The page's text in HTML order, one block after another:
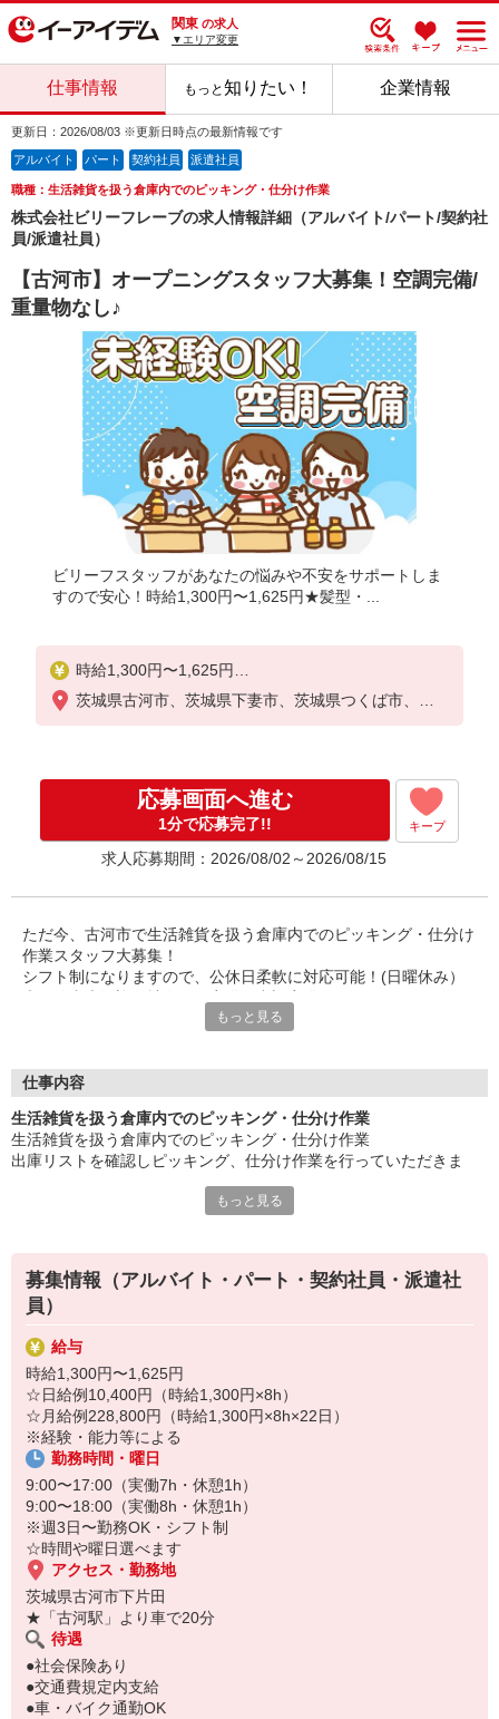
関東 の求人
▼エリア変更
仕事情報 もっと知りたい！ 企業情報
更新日：2026/08/03 ※更新日時点の最新情報です
アルバイト パート 契約社員 派遣社員
職種：生活雑貨を扱う倉庫内でのピッキング・仕分け作業
株式会社ビリーフレーブの求人情報詳細（アルバイト/パート/契約社
員/派遣社員）
【古河市】オープニングスタッフ大募集！空調完備/
重量物なし♪
ビリーフスタッフがあなたの悩みや不安をサポートしま
すので安心！時給1,300円〜1,625円★髪型・...
時給1,300円〜1,625円
☆日給例10,400円（時給1,300円×8h）
☆月給例228,800円（時給1,300円×8h×22日）
茨城県古河市、茨城県下妻市、茨城県つくば市、茨
応募画面へ進む
1分で応募完了!! キープ
求人応募期間：2026/08/02～2026/08/15
ただ今、古河市で生活雑貨を扱う倉庫内でのピッキング・仕分け
作業スタッフ大募集！
シフト制になりますので、公休日柔軟に対応可能！(日曜休み）
◎18〜60歳までの男女活躍中！
●未経験歓迎
●車・バイク通勤OK
●髪型・髪色自由
他にもいろいろご用意させていただいております。
まずはお気軽にご応募お待ちしております♪
もっと見る
仕事内容
生活雑貨を扱う倉庫内でのピッキング・仕分け作業
生活雑貨を扱う倉庫内でのピッキング・仕分け作業
出庫リストを確認しピッキング、仕分け作業を行っていただきま
もっと見る
募集情報（アルバイト・パート・契約社員・派遣社
員）
給与
時給1,300円〜1,625円
☆日給例10,400円（時給1,300円×8h）
☆月給例228,800円（時給1,300円×8h×22日）
※経験・能力等による
勤務時間・曜日
9:00〜17:00（実働7h・休憩1h）
9:00〜18:00（実働8h・休憩1h）
※週3日〜勤務OK・シフト制
☆時間や曜日選べます
アクセス・勤務地
茨城県古河市下片田
★「古河駅」より車で20分
待遇
●社会保険あり
●交通費規定内支給
●車・バイク通勤OK